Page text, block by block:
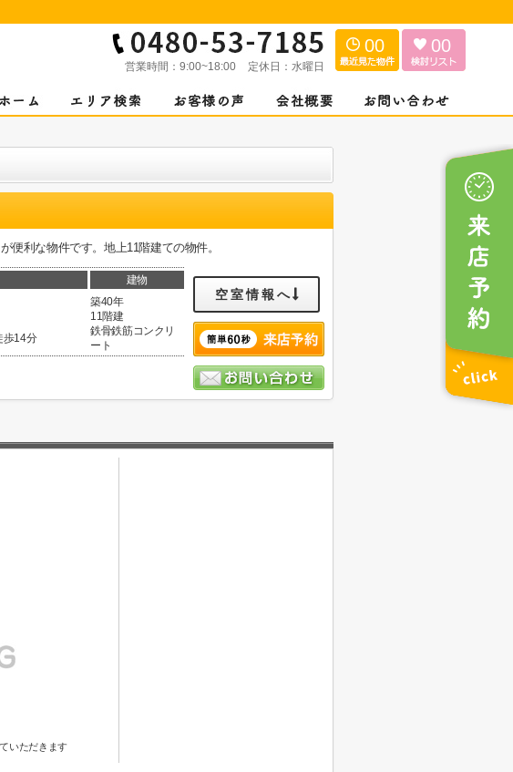
営業時間： 9:00~18:00 定休日： 水曜日
00 00
便利な物件です。地上11階建ての物件。
建物
歩14分
築40年
11階建
鉄骨鉄筋コンクリ
ート
空室情報へ
いただきます